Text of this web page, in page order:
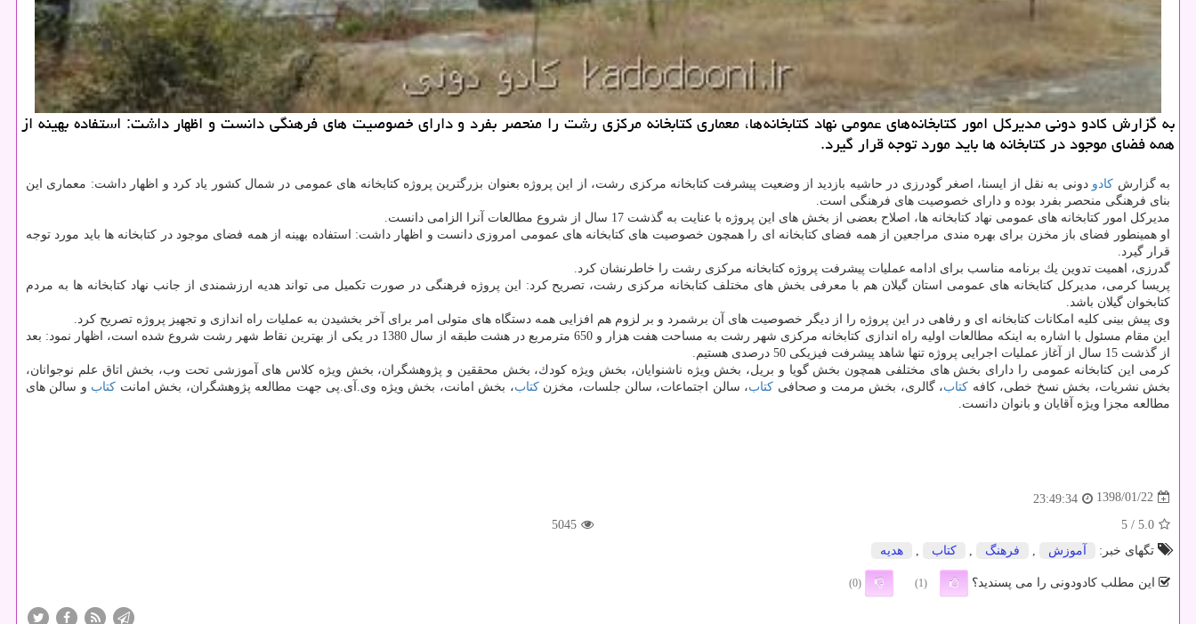
به گزارش كادو دونی مدیركل امور كتابخانه های عمومی نهاد كتابخانه ها، معماری كتابخانه مركزی رشت را منحصر بفرد و دارای خصوصیت های فرهنگی دانست و اظهار داشت: استفاده بهینه از
همه فضای موجود در كتابخانه ها باید مورد توجه قرار گیرد.
به گزارش كادو دونی به نقل از ایسنا، اصغر گودرزی در حاشیه بازدید از وضعیت پیشرفت كتابخانه مركزی رشت، از این پروژه بعنوان بزرگترین پروژه كتابخانه های عمومی در شمال كشور یاد كرد و اظهار داشت: معماری این
بنای فرهنگی منحصر بفرد بوده و دارای خصوصیت های فرهنگی است.
مدیركل امور كتابخانه های عمومی نهاد كتابخانه ها، اصلاح بعضی از بخش های این پروژه با عنایت به گذشت 17 سال از شروع مطالعات آنرا الزامی دانست.
او همینطور فضای باز مخزن برای بهره مندی مراجعین از همه فضای كتابخانه ای را همچون خصوصیت های كتابخانه های عمومی امروزی دانست و اظهار داشت: استفاده بهینه از همه فضای موجود در كتابخانه ها باید مورد توجه
قرار گیرد.
گدرزی، اهمیت تدوین یك برنامه مناسب برای ادامه عملیات پیشرفت پروژه كتابخانه مركزی رشت را خاطرنشان كرد.
پریسا كرمی، مدیركل كتابخانه های عمومی استان گیلان هم با معرفی بخش های مختلف كتابخانه مركزی رشت، تصریح كرد: این پروژه فرهنگی در صورت تكمیل می تواند هدیه ارزشمندی از جانب نهاد كتابخانه ها به مردم
كتابخوان گیلان باشد.
وی پیش بینی كلیه امكانات كتابخانه ای و رفاهی در این پروژه را از دیگر خصوصیت های آن برشمرد و بر لزوم هم افزایی همه دستگاه های متولی امر برای آخر بخشیدن به عملیات راه اندازی و تجهیز پروژه تصریح كرد.
این مقام مسئول با اشاره به اینكه مطالعات اولیه راه اندازی كتابخانه مركزی شهر رشت به مساحت هفت هزار و 650 مترمربع در هشت طبقه از سال 1380 در یكی از بهترین نقاط شهر رشت شروع شده است، اظهار نمود: بعد
از گذشت 15 سال از آغاز عملیات اجرایی پروژه تنها شاهد پیشرفت فیزیكی 50 درصدی هستیم.
كرمی این كتابخانه عمومی را دارای بخش های مختلفی همچون بخش گویا و بریل، بخش ویژه ناشنوایان، بخش ویژه كودك، بخش محققین و پژوهشگران، بخش ویژه كلاس های آموزشی تحت وب، بخش اتاق علم نوجوانان،
بخش نشریات، بخش نسخ خطی، كافه كتاب، گالری، بخش مرمت و صحافی كتاب، سالن اجتماعات، سالن جلسات، مخزنكتاب، بخش امانت، بخش ویژه وی.آی.پی جهت مطالعه پژوهشگران، بخش امانت كتاب و سالن های
مطالعه مجزا ویژه آقایان و بانوان دانست.
1398/01/22
23:49:34
5.0
/ 5
5045
تگهای خبر:
آموزش فرهنگ كتاب هدیه
این مطلب کادودونی را می پسندید؟ (1)
(0)